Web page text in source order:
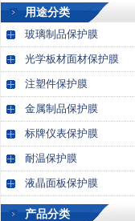
用途分类
玻璃制品保护膜
光学板材面材保护膜
注塑件保护膜
金属制品保护膜
标牌仪表保护膜
耐温保护膜
液晶面板保护膜
产品分类